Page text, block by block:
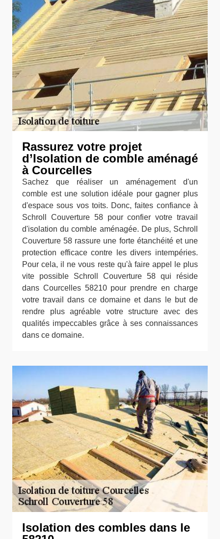
Rassurez votre projet
d’Isolation de comble aménagé
à Courcelles
Sachez que réaliser un aménagement d'un
comble est une solution idéale pour gagner plus
d'espace sous vos toits. Donc, faites confiance à
Schroll Couverture 58 pour confier votre travail
d'isolation du comble aménagée. De plus, Schroll
Couverture 58 rassure une forte étanchéité et une
protection efficace contre les divers intempéries.
Pour cela, il ne vous reste qu'à faire appel le plus
vite possible Schroll Couverture 58 qui réside
dans Courcelles 58210 pour prendre en charge
votre travail dans ce domaine et dans le but de
rendre plus agréable votre structure avec des
qualités impeccables grâce à ses connaissances
dans ce domaine.
Isolation des combles dans le